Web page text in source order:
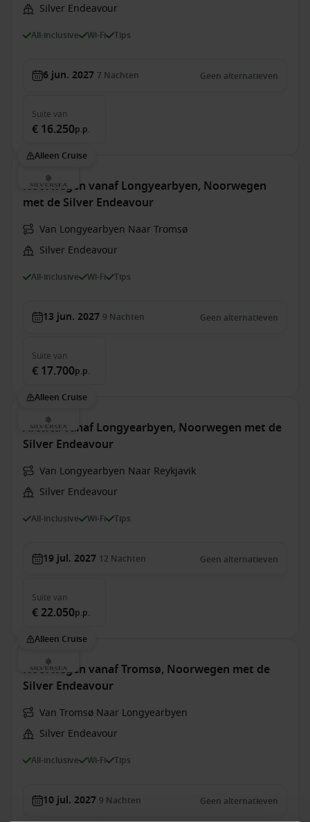
Silver Endeavour
All-inclusive Wi-Fi Tips
6 jun. 2027 7 Nachten Geen alternatieven
Suite van
€ 16.250p.p.
Alleen Cruise
Noorwegen vanaf Longyearbyen, Noorwegen
met de Silver Endeavour
Van Longyearbyen Naar Tromsø
Silver Endeavour
All-inclusive Wi-Fi Tips
13 jun. 2027 9 Nachten Geen alternatieven
Suite van
€ 17.700p.p.
Alleen Cruise
Arctica vanaf Longyearbyen, Noorwegen met de
Silver Endeavour
Van Longyearbyen Naar Reykjavik
Silver Endeavour
All-inclusive Wi-Fi Tips
19 jul. 2027 12 Nachten Geen alternatieven
Suite van
€ 22.050p.p.
Alleen Cruise
Noorwegen vanaf Tromsø, Noorwegen met de
Silver Endeavour
Van Tromsø Naar Longyearbyen
Silver Endeavour
All-inclusive Wi-Fi Tips
10 jul. 2027 9 Nachten Geen alternatieven